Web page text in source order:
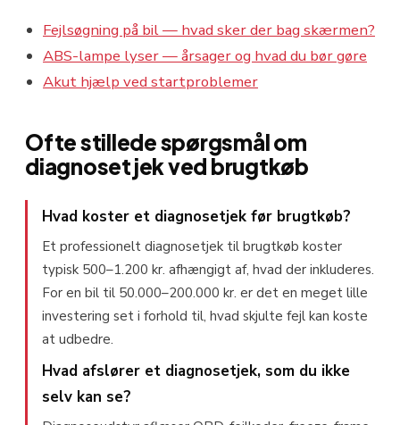
Fejlsøgning på bil — hvad sker der bag skærmen?
ABS-lampe lyser — årsager og hvad du bør gøre
Akut hjælp ved startproblemer
Ofte stillede spørgsmål om
diagnosetjek ved brugtkøb
Hvad koster et diagnosetjek før brugtkøb?
Et professionelt diagnosetjek til brugtkøb koster
typisk 500–1.200 kr. afhængigt af, hvad der inkluderes.
For en bil til 50.000–200.000 kr. er det en meget lille
investering set i forhold til, hvad skjulte fejl kan koste
at udbedre.
Hvad afslører et diagnosetjek, som du ikke
selv kan se?